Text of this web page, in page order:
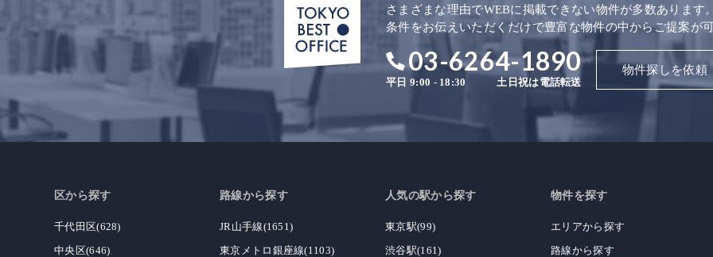
さまざまな理由でWEBに掲載できない物件が多数あります。
条件をお伝えいただくだけで豊富な物件の中からご提案が可
03-6264-1890
平日 9:00 - 18:30 土日祝は電話転送
物件探しを依頼
区から探す
千代田区(628)
中央区(646)
路線から探す
JR山手線(1651)
東京メトロ銀座線(1103)
人気の駅から探す
東京駅(99)
渋谷駅(161)
物件を探す
エリアから探す
路線から探す